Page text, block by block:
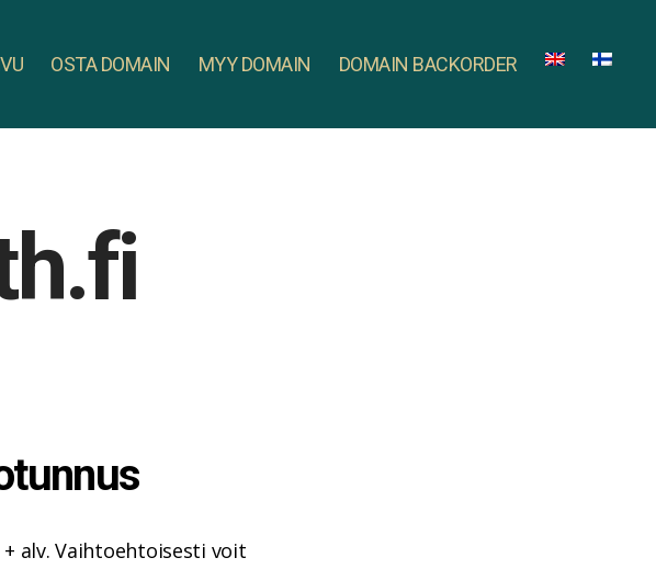
OSTA DOMAIN MYY DOMAIN DOMAIN BACKORDER
alv. Vaihtoehtoisesti voit